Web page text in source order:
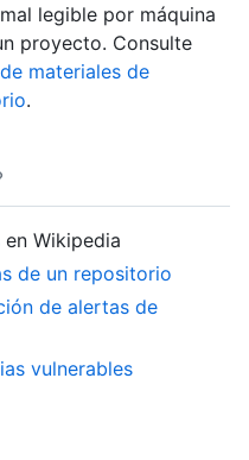
legible por máquina
proyecto. Consulte
materiales de
.
en Wikipedia
de un repositorio
de alertas de
vulnerables